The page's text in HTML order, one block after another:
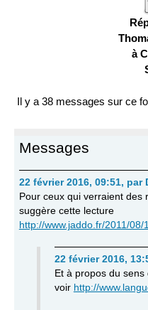
à
Il y a 38 messages sur ce
Messages
22 février 2016, 09:51, par
Pour ceux qui verraient des
suggère cette lecture
http://www.jaddo.fr/2011/
22 février 2016,
Et à propos du sens
voir http://